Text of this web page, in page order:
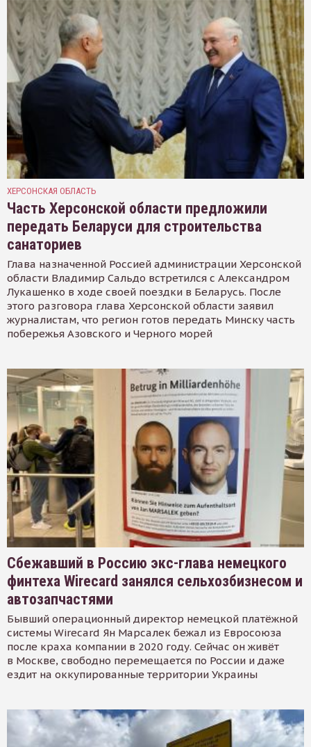
ХЕРСОНСКАЯ ОБЛАСТЬ
Часть Херсонской области предложили
передать Беларуси для строительства
санаториев
Глава назначенной Россией администрации Херсонской
области Владимир Сальдо встретился с Александром
Лукашенко в ходе своей поездки в Беларусь. После
этого разговора глава Херсонской области заявил
журналистам, что регион готов передать Минску часть
побережья Азовского и Черного морей
Сбежавший в Россию экс-глава немецкого
финтеха Wirecard занялся сельхозбизнесом и
автозапчастями
Бывший операционный директор немецкой платёжной
системы Wirecard Ян Марсалек бежал из Евросоюза
после краха компании в 2020 году. Сейчас он живёт
в Москве, свободно перемещается по России и даже
ездит на оккупированные территории Украины